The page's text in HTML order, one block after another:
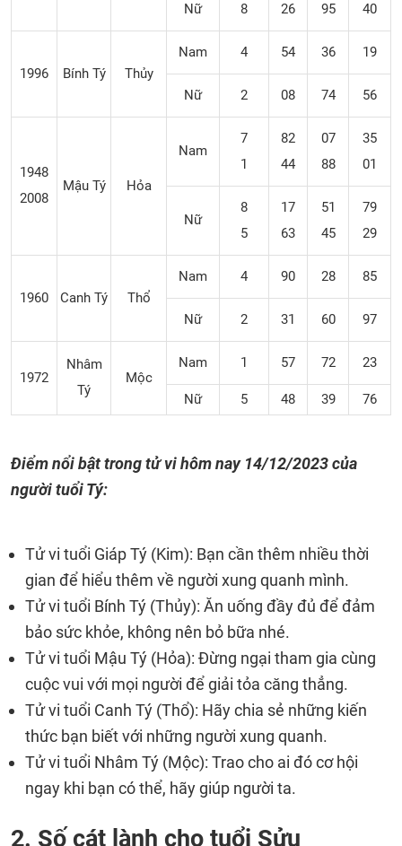
Nữ 8 26 95 40
1996 Bính Tý Thủy
Nam 4 54 36 19
Nữ 2 08 74 56
1948
2008
Mậu Tý Hỏa
Nam
7
1
82
44
07
88
35
01
Nữ
8
5
17
63
51
45
79
29
1960 Canh Tý Thổ
Nam 4 90 28 85
Nữ 2 31 60 97
1972
Nhâm
Tý
Mộc
Nam 1 57 72 23
Nữ 5 48 39 76
Điểm nổi bật trong tử vi hôm nay 14/12/2023 của
người tuổi Tý:
Tử vi tuổi Giáp Tý (Kim): Bạn cần thêm nhiều thời
gian để hiểu thêm về người xung quanh mình.
Tử vi tuổi Bính Tý (Thủy): Ăn uống đầy đủ để đảm
bảo sức khỏe, không nên bỏ bữa nhé.
Tử vi tuổi Mậu Tý (Hỏa): Đừng ngại tham gia cùng
cuộc vui với mọi người để giải tỏa căng thẳng.
Tử vi tuổi Canh Tý (Thổ): Hãy chia sẻ những kiến
thức bạn biết với những người xung quanh.
Tử vi tuổi Nhâm Tý (Mộc): Trao cho ai đó cơ hội
ngay khi bạn có thể, hãy giúp người ta.
2. Số cát lành cho tuổi Sửu